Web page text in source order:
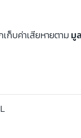
ก็บค่าเสียหายตามมู